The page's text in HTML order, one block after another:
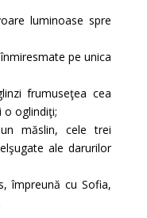
luminoase spre
pe unica
frumuseţea cea
o oglindiţi;
măslin, cele trei
ale darurilor
împreună cu Sofia,